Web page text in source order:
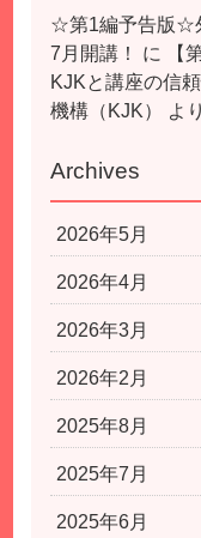
☆第1編予告版☆
7月開講！
に
【
KJKと講座の信
機構（KJK）
より
Archives
2026年5月
2026年4月
2026年3月
2026年2月
2025年8月
2025年7月
2025年6月